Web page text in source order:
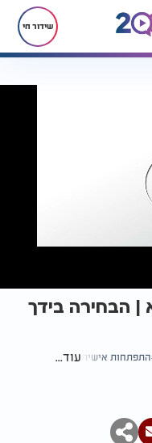
שידור חי
בידך לגדול
| הבחירה בידך
התפתחות אישית עוד...